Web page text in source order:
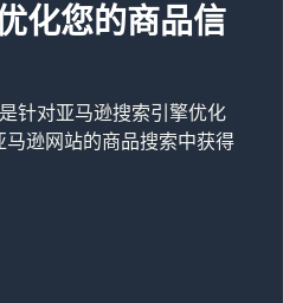
化您的商品信
针对亚马逊搜索引擎优化
马逊网站的商品搜索中获得